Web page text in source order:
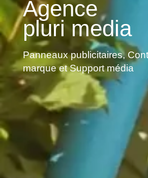
Agence
pluri media
Panneaux publicitaires,
marque et Support média